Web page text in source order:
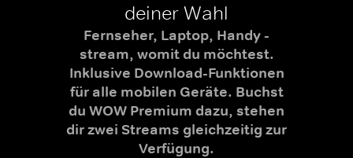
deiner Wahl
Fernseher, Laptop, Handy -
stream, womit du möchtest.
Inklusive Download-Funktionen
für alle mobilen Geräte. Buchst
du WOW Premium dazu, stehen
dir zwei Streams gleichzeitig zur
Verfügung.